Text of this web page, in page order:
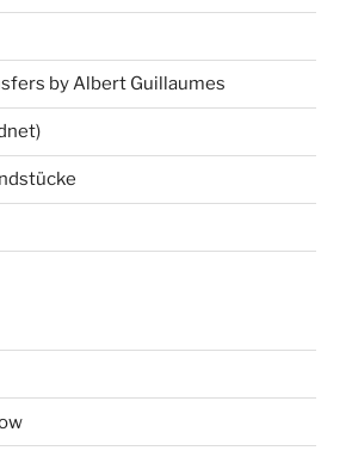
by Albert Guillaumes